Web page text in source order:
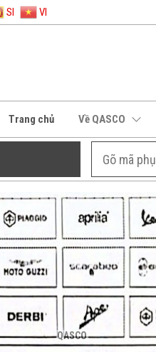
SI VI
Trang chủ Về QASCO
QASCO